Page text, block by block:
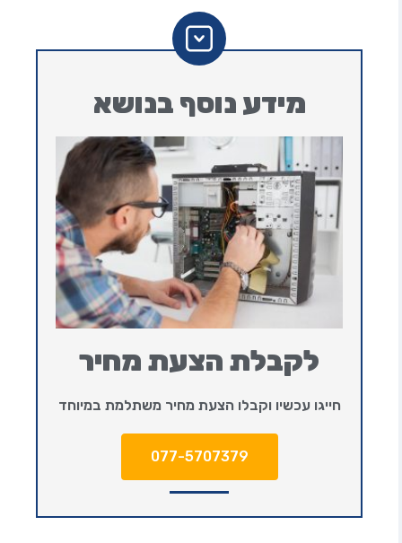
מידע נוסף בנושא
לקבלת הצעת מחיר
חייגו עכשיו וקבלו הצעת מחיר משתלמת במיוחד
077-5707379